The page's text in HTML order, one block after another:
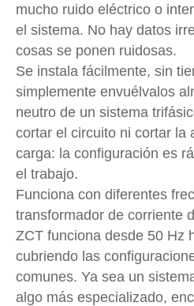
mucho ruido eléctrico o
el sistema. No hay datos
cosas se ponen ruidosas.
Se instala fácilmente, sin
simplemente envuélvalos
neutro de un sistema
cortar el circuito ni cortar la
carga: la configuración es
el trabajo.
Funciona con diferentes
transformador de corriente
ZCT funciona desde 50 Hz
cubriendo las
comunes. Ya sea un
algo más especializado,